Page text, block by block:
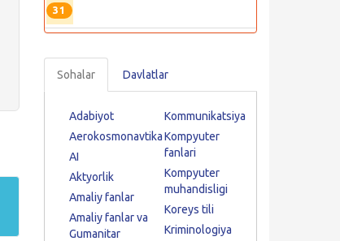
31
Sohalar Davlatlar
Adabiyot
Aerokosmonavtika
AI
Aktyorlik
Amaliy fanlar
Amaliy fanlar va
Gumanitar
Kommunikatsiya
Kompyuter
fanlari
Kompyuter
muhandisligi
Koreys tili
Kriminologiya